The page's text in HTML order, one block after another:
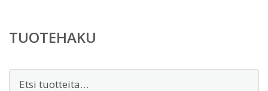
TUOTEHAKU